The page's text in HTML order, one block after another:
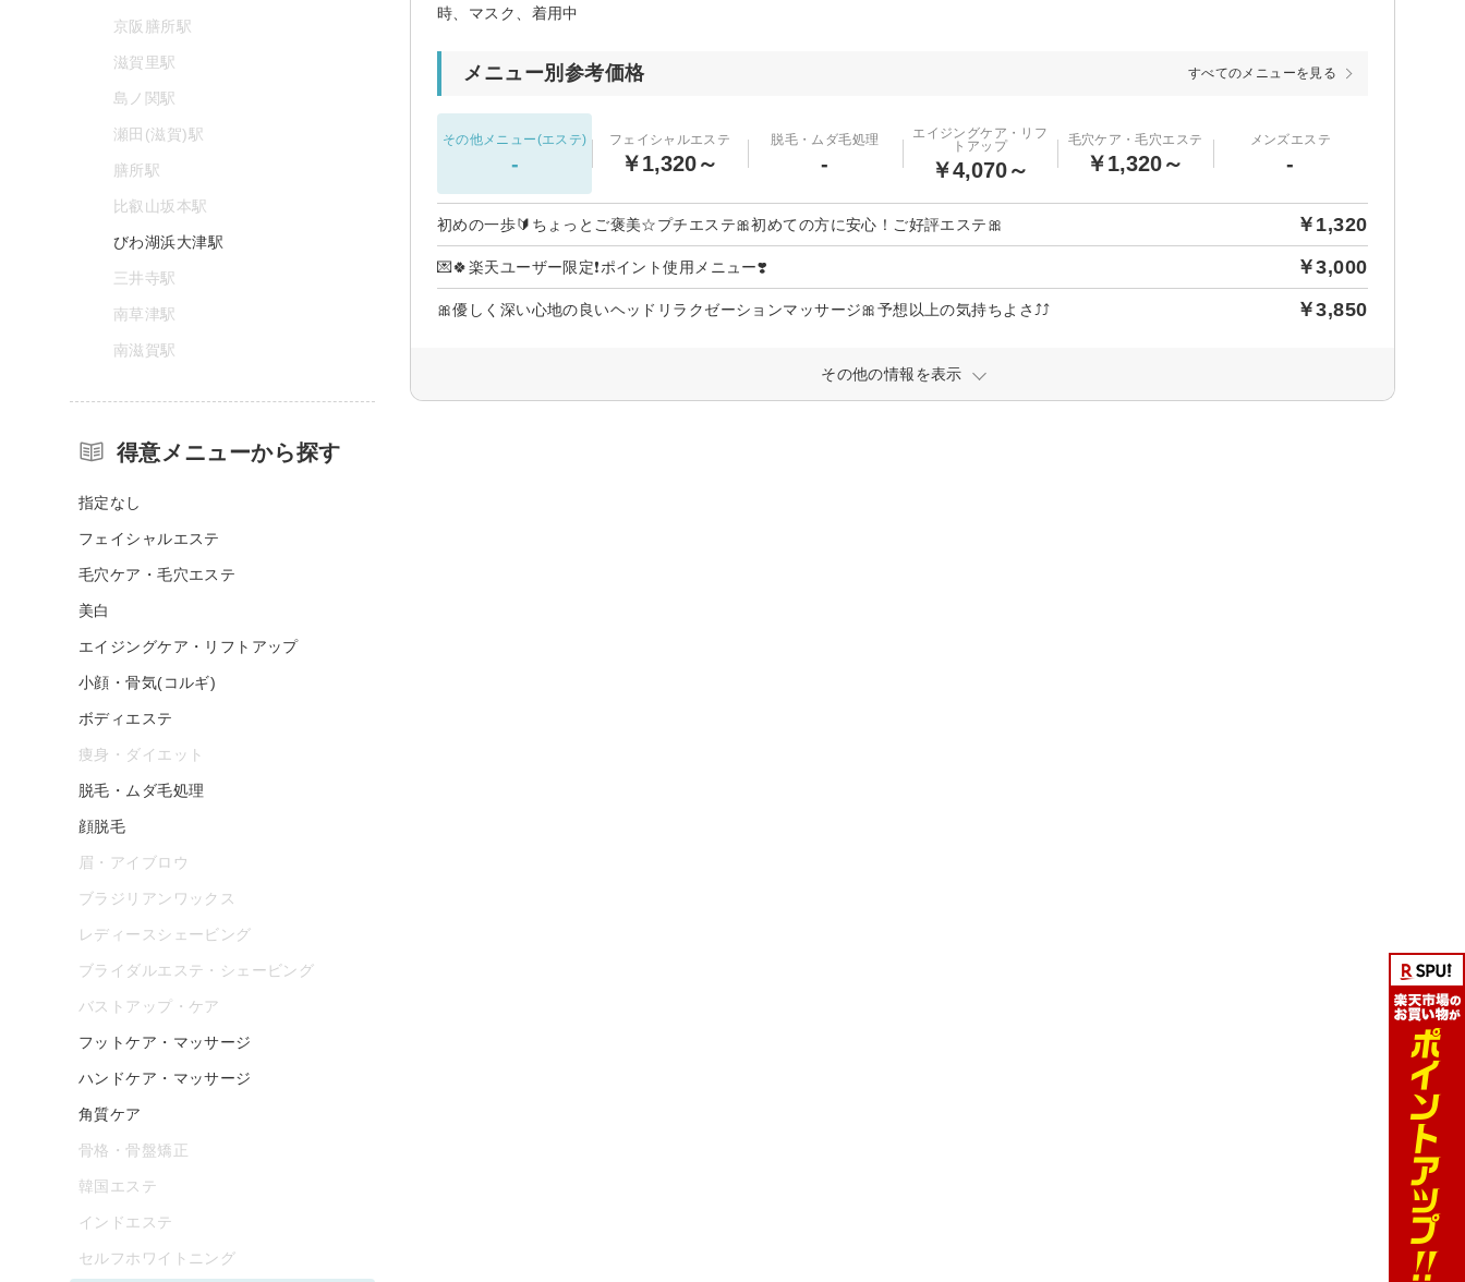
時、マスク、着用中
メニュー別参考価格 すべてのメニューを見る
その他メニュー(エステ)
-
フェイシャルエステ
￥1,320～
脱毛・ムダ毛処理
-
エイジングケア・リフ
トアップ
￥4,070～
毛穴ケア・毛穴エステ
￥1,320～
メンズエステ
-
初めの一歩🔰ちょっとご褒美☆プチエステ🎀初めての方に安心！ご好評エステ🎀 ￥1,320
💌🍀楽天ユーザー限定❗️ポイント使用メニュー❣️ ￥3,000
🎀優しく深い心地の良いヘッドリラクゼーションマッサージ🎀予想以上の気持ちよさ⤴️⤴️ ￥3,850
その他の情報を表示
京阪膳所駅
滋賀里駅
島ノ関駅
瀬田(滋賀)駅
膳所駅
比叡山坂本駅
びわ湖浜大津駅
三井寺駅
南草津駅
南滋賀駅
得意メニューから探す
指定なし
フェイシャルエステ
毛穴ケア・毛穴エステ
美白
エイジングケア・リフトアップ
小顔・骨気(コルギ)
ボディエステ
痩身・ダイエット
脱毛・ムダ毛処理
顔脱毛
眉・アイブロウ
ブラジリアンワックス
レディースシェービング
ブライダルエステ・シェービング
バストアップ・ケア
フットケア・マッサージ
ハンドケア・マッサージ
角質ケア
骨格・骨盤矯正
韓国エステ
インドエステ
セルフホワイトニング